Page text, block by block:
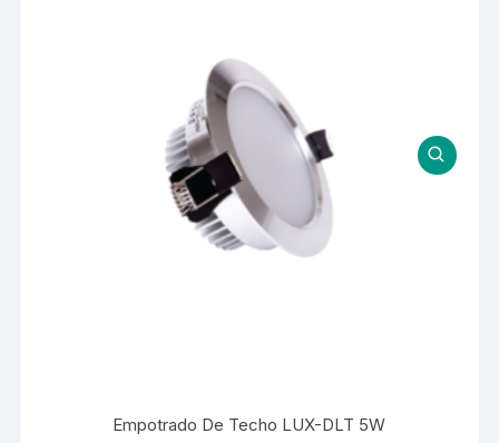
Empotrado De Techo LUX-DLT 5W